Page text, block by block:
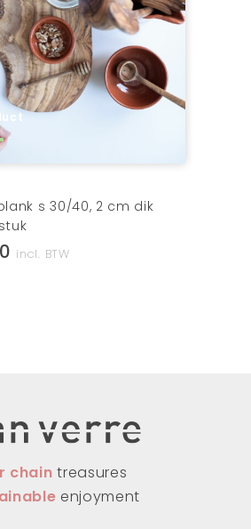
s 30/40, 2 cm dik
incl. BTW
chaintreasures
enjoyment